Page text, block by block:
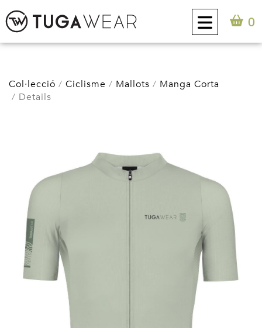
0
COL·LECCIÓ
CONTACTE
Col·lecció Ciclisme Mallots
Manga Corta
Details